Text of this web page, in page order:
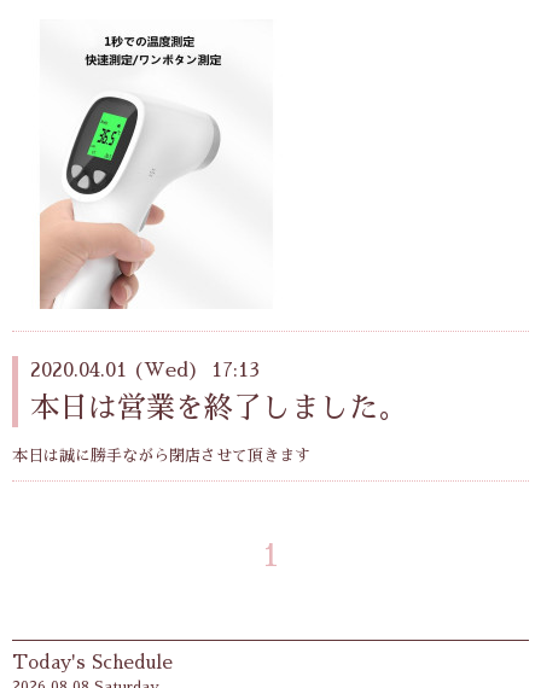
2020.04.01 (Wed) 17:13
本日は営業を終了しました。
本日は誠に勝手ながら閉店させて頂きます
1
Today's Schedule